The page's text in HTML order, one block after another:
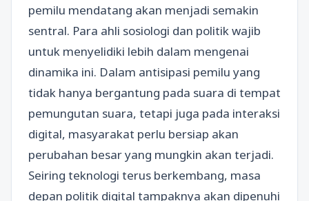
pemilu mendatang akan menjadi semakin
sentral. Para ahli sosiologi dan politik wajib
untuk menyelidiki lebih dalam mengenai
dinamika ini. Dalam antisipasi pemilu yang
tidak hanya bergantung pada suara di tempat
pemungutan suara, tetapi juga pada interaksi
digital, masyarakat perlu bersiap akan
perubahan besar yang mungkin akan terjadi.
Seiring teknologi terus berkembang, masa
depan politik digital tampaknya akan dipenuhi